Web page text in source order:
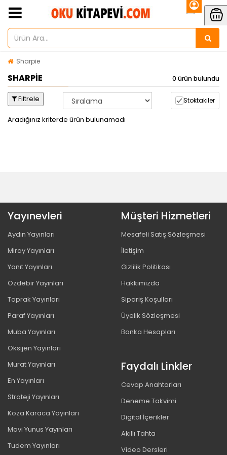
Sharpie
SHARPIE 0 ürün bulundu
Filtrele Stoktakiler
Aradığınız kriterde ürün bulunamadı
Yayınevleri
Aydın Yayınları
Miray Yayınları
Yanıt Yayınları
Özdebir Yayınları
Toprak Yayınları
Paraf Yayınları
Muba Yayınları
Oksijen Yayınları
Murat Yayınları
En Yayınları
Strateji Yayınları
Koza Karaca Yayınları
Mavi Yunus Yayınları
Tudem Yayınları
Müşteri Hizmetleri
Mesafeli Satış Sözleşmesi
İletişim
Gizlilik Politikası
Hakkımızda
Sipariş Koşulları
Üyelik Sözleşmesi
Banka Hesapları
Faydalı Linkler
Cevap Anahtarları
Deneme Takvimi
Digital İçerikler
Akıllı Tahta
Video Dersleri